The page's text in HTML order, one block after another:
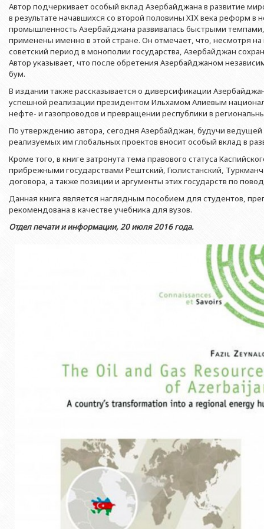
Выпускники БГУ
Почетные доктора
Образование в БГУ
Перечень специальностей
Знаменательные даты в истории БГУ
Отдел протокола
Служба психологической помощи
Культурно-творческий центр
Спортивно-оздоровительный
Университетская газета
Типография
Издательство
Филологический
Исторический
Факультет
Факультет
Факультет
Факультет
Факультет Теология
Факультет
Азербайджанской
Юридическое
Азербайджанской
Юридическое
образования
Юридическое
Азербайджанской
Юридическое
и образования
Автор подчеркивает особый вклад Азербайджана в развитие
в результате начавшихся со второй половины XIX века реформ
промышленность Азербайджана развивалась быстрыми
применены именно в этой стране. Он отмечает, что, несмотря
советский период в монополии государства, Азербайджан
Автор указывает, что после обретения Азербайджаном
бум.
В издании также рассказывается о диверсификации
успешной реализации президентом Ильхамом Алиевым
нефте- и газопроводов и превращении республики в
По утверждению автора, сегодня Азербайджан, будучи ведущей
реализуемых им глобальных проектов вносит особый вклад в
Кроме того, в книге затронута тема правового статуса
прибрежными государствами Рештский, Гюлистанский,
договора, а также позиции и аргументы этих государств по
Данная книга является наглядным пособием для студентов,
рекомендована в качестве учебника для вузов.
Отдел печати и информации, 20 июля 2016 года.